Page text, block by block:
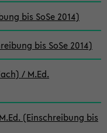
bis SoSe 2014)
bis SoSe 2014)
/ M.Ed.
(Einschreibung bis